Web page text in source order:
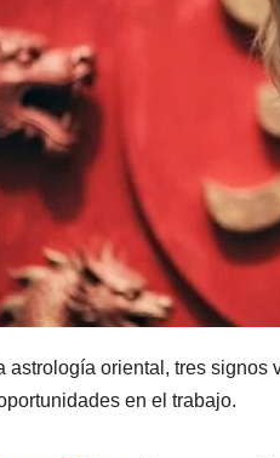
astrología oriental, tres signos
en el trabajo.